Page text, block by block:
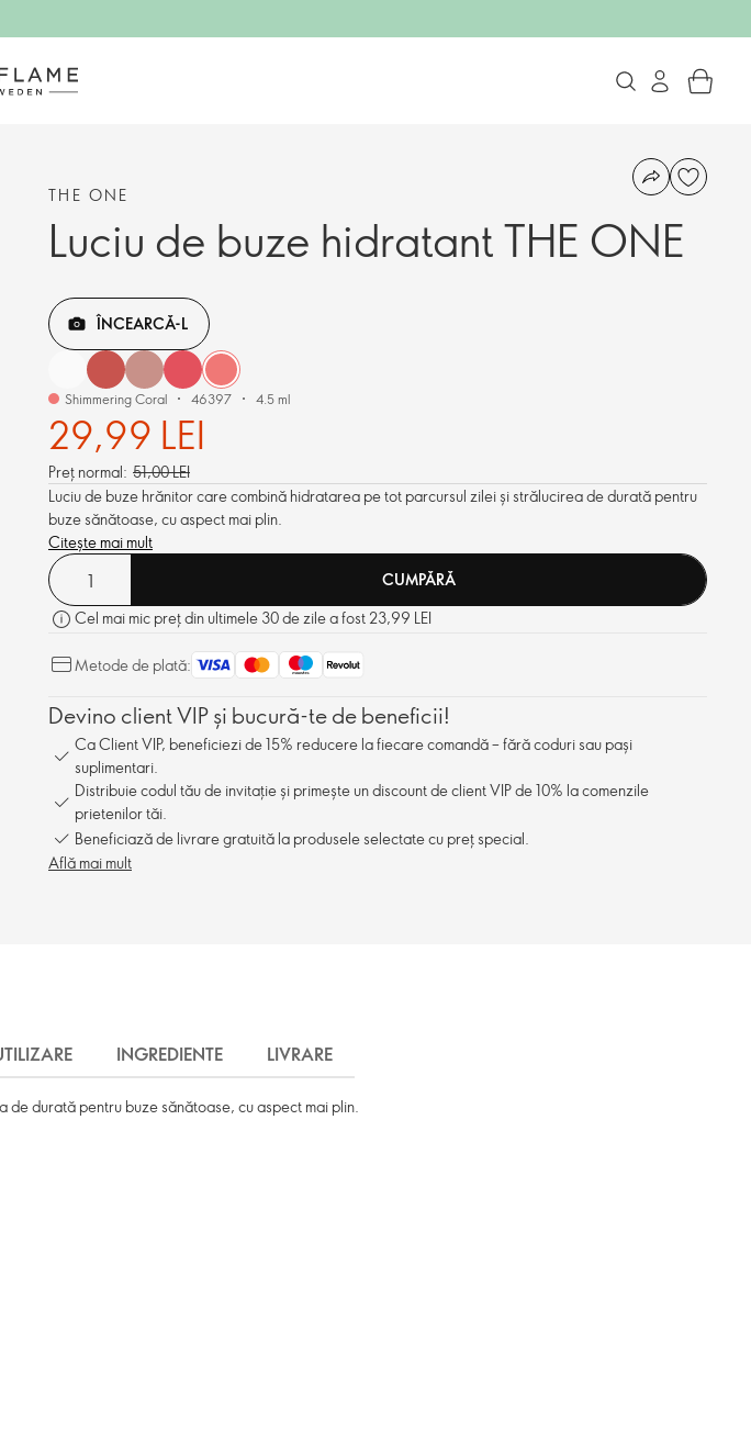
THE ONE
Luciu de buze hidratant THE ONE
ÎNCEARCĂ-L
Shimmering Coral 46397 4.5 ml
29,99 LEI
Preț normal: 51,00 LEI
Luciu de buze hrănitor care combină hidratarea pe tot parcursul zilei și strălucirea de durată pentru
buze sănătoase, cu aspect mai plin.
Citește mai mult
CUMPĂRĂ
Cel mai mic preț din ultimele 30 de zile a fost 23,99 LEI
Metode de plată:
Devino client VIP și bucură-te de beneficii!
Ca Client VIP, beneficiezi de 15% reducere la fiecare comandă – fără coduri sau pași
suplimentari.
Distribuie codul tău de invitație și primește un discount de client VIP de 10% la comenzile
prietenilor tăi.
Beneficiază de livrare gratuită la produsele selectate cu preț special.
Află mai mult
INGREDIENTE LIVRARE
durată pentru buze sănătoase, cu aspect mai plin.